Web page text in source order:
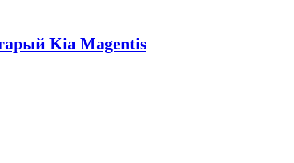
Kia Magentis